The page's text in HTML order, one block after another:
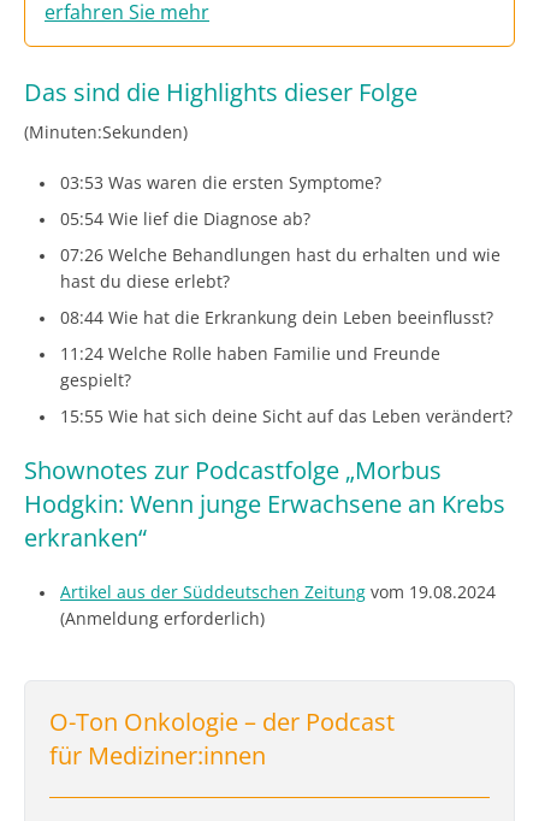
erfahren Sie mehr
Das sind die Highlights dieser Folge
(Minuten:Sekunden)
03:53 Was waren die ersten Symptome?
05:54 Wie lief die Diagnose ab?
07:26 Welche Behandlungen hast du erhalten und wie
hast du diese erlebt?
08:44 Wie hat die Erkrankung dein Leben beeinflusst?
11:24 Welche Rolle haben Familie und Freunde
gespielt?
15:55 Wie hat sich deine Sicht auf das Leben verändert?
Shownotes zur Podcastfolge „Morbus
Hodgkin: Wenn junge Erwachsene an Krebs
erkranken“
Artikel aus der Süddeutschen Zeitung vom 19.08.2024
(Anmeldung erforderlich)
O-Ton Onkologie – der Podcast
für Mediziner:innen